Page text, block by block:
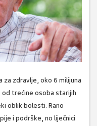
za zdravlje, oko 6 milijuna
od trećine osoba starijih
oblik bolesti. Rano
i podrške, no liječnici